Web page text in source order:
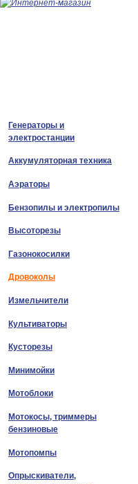
Генераторы и
электростанции
Аккумуляторная техника
Аэраторы
Бензопилы и электропилы
Высоторезы
Газонокосилки
Дровоколы
Измельчители
Культиваторы
Кусторезы
Минимойки
Мотоблоки
Мотокосы, триммеры
бензиновые
Мотопомпы
Опрыскиватели,